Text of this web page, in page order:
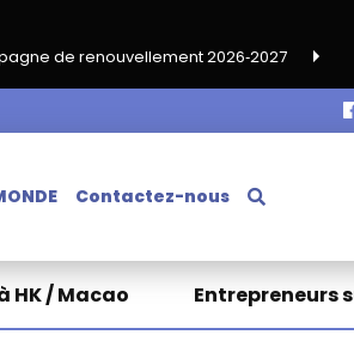
2026‑2027
Grand café de rentrée
Contactez-nous
HK / Macao Entrepreneurs